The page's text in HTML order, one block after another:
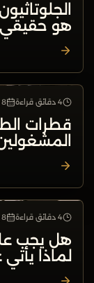
هو حقيقي
4 دقائق قراءة 8 يونيو 2026
قطرات
4 دقائق قراءة 8 يونيو 2026
هل يجب
لماذا